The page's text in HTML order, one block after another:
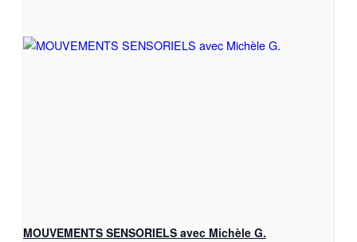
MOUVEMENTS SENSORIELS avec Michèle G.